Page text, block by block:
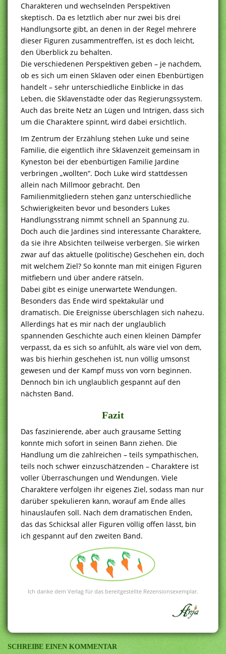
Charakteren und wechselnden Perspektiven
skeptisch. Da es letztlich aber nur zwei bis drei
Handlungsorte gibt, an denen in der Regel mehrere
dieser Figuren zusammentreffen, ist es doch leicht,
den Überblick zu behalten.
Die verschiedenen Perspektiven geben – je nachdem,
ob es sich um einen Sklaven oder einen Ebenbürtigen
handelt – sehr unterschiedliche Einblicke in das
Leben, die Sklavenstädte oder das Regierungssystem.
Auch das breite Netz an Lügen und Intrigen, dass sich
um die Charaktere spinnt, wird dabei ersichtlich.
Im Zentrum der Erzählung stehen Luke und seine
Familie, die eigentlich ihre Sklavenzeit gemeinsam in
Kyneston bei der ebenbürtigen Familie Jardine
verbringen „wollten“. Doch Luke wird stattdessen
allein nach Millmoor gebracht. Den
Familienmitgliedern stehen ganz unterschiedliche
Schwierigkeiten bevor und besonders Lukes
Handlungsstrang nimmt schnell an Spannung zu.
Doch auch die Jardines sind interessante Charaktere,
da sie ihre Absichten teilweise verbergen. Sie wirken
zwar auf das aktuelle (politische) Geschehen ein, doch
mit welchem Ziel? So konnte man mit einigen Figuren
mitfiebern und über andere rätseln.
Dabei gibt es einige unerwartete Wendungen.
Besonders das Ende wird spektakulär und
dramatisch. Die Ereignisse überschlagen sich nahezu.
Allerdings hat es mir nach der unglaublich
spannenden Geschichte auch einen kleinen Dämpfer
verpasst, da es sich so anfühlt, als wäre viel von dem,
was bis hierhin geschehen ist, nun völlig umsonst
gewesen und der Kampf muss von vorn beginnen.
Dennoch bin ich unglaublich gespannt auf den
nächsten Band.
Fazit
Das faszinierende, aber auch grausame Setting
konnte mich sofort in seinen Bann ziehen. Die
Handlung um die zahlreichen – teils sympathischen,
teils noch schwer einzuschätzenden – Charaktere ist
voller Überraschungen und Wendungen. Viele
Charaktere verfolgen ihr eigenes Ziel, sodass man nur
darüber spekulieren kann, worauf am Ende alles
hinauslaufen soll. Nach dem dramatischen Enden,
das das Schicksal aller Figuren völlig offen lässt, bin
ich gespannt auf den zweiten Band.
Ich danke dem Verlag für das bereitgestellte Rezensionsexemplar.
SCHREIBE EINEN KOMMENTAR